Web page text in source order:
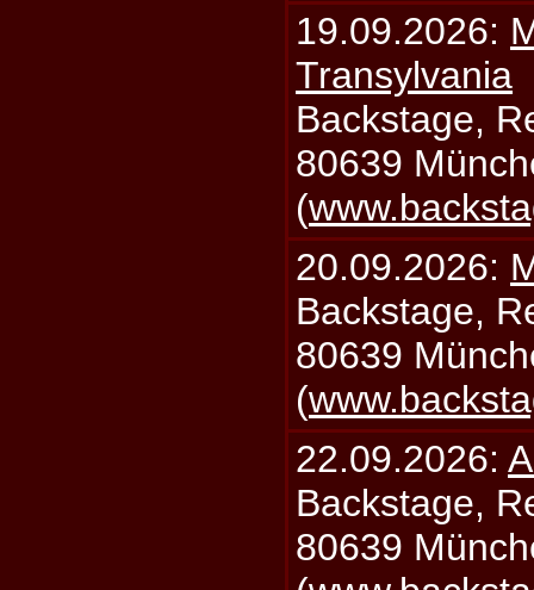
19.09.2026:
Transylvania
Backstage,
80639
(
20.09.2026:
Backstage,
80639
(
22.09.2026:
Backstage,
80639